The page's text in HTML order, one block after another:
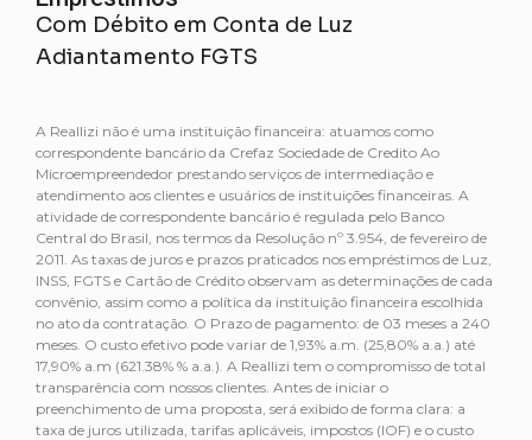
Com Débito em Conta de Luz
Adiantamento FGTS
A Reallizi não é uma instituição financeira: atuamos como
correspondente bancário da Crefaz Sociedade de Credito Ao
Microempreendedor prestando serviços de intermediação e
atendimento aos clientes e usuários de instituições financeiras. A
atividade de correspondente bancário é regulada pelo Banco
Central do Brasil, nos termos da Resolução nº 3.954, de fevereiro de
2011. As taxas de juros e prazos praticados nos empréstimos de Luz,
INSS, FGTS e Cartão de Crédito observam as determinações de cada
convênio, assim como a política da instituição financeira escolhida
no ato da contratação. O Prazo de pagamento: de 03 meses a 240
meses. O custo efetivo pode variar de 1,93% a.m. (25,80% a.a.) até
17,90% a.m (621.38% % a.a.). A Reallizi tem o compromisso de total
transparência com nossos clientes. Antes de iniciar o
preenchimento de uma proposta, será exibido de forma clara: a
taxa de juros utilizada, tarifas aplicáveis, impostos (IOF) e o custo